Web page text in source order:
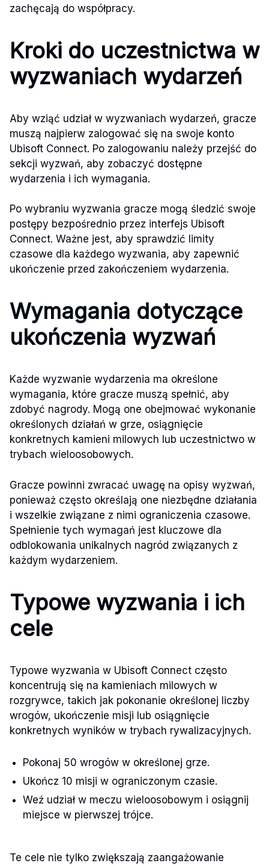
zachęcają do współpracy.
Kroki do uczestnictwa w
wyzwaniach wydarzeń
Aby wziąć udział w wyzwaniach wydarzeń, gracze
muszą najpierw zalogować się na swoje konto
Ubisoft Connect. Po zalogowaniu należy przejść do
sekcji wyzwań, aby zobaczyć dostępne
wydarzenia i ich wymagania.
Po wybraniu wyzwania gracze mogą śledzić swoje
postępy bezpośrednio przez interfejs Ubisoft
Connect. Ważne jest, aby sprawdzić limity
czasowe dla każdego wyzwania, aby zapewnić
ukończenie przed zakończeniem wydarzenia.
Wymagania dotyczące
ukończenia wyzwań
Każde wyzwanie wydarzenia ma określone
wymagania, które gracze muszą spełnić, aby
zdobyć nagrody. Mogą one obejmować wykonanie
określonych działań w grze, osiągnięcie
konkretnych kamieni milowych lub uczestnictwo w
trybach wieloosobowych.
Gracze powinni zwracać uwagę na opisy wyzwań,
ponieważ często określają one niezbędne działania
i wszelkie związane z nimi ograniczenia czasowe.
Spełnienie tych wymagań jest kluczowe dla
odblokowania unikalnych nagród związanych z
każdym wydarzeniem.
Typowe wyzwania i ich
cele
Typowe wyzwania w Ubisoft Connect często
koncentrują się na kamieniach milowych w
rozgrywce, takich jak pokonanie określonej liczby
wrogów, ukończenie misji lub osiągnięcie
konkretnych wyników w trybach rywalizacyjnych.
Pokonaj 50 wrogów w określonej grze.
Ukończ 10 misji w ograniczonym czasie.
Weź udział w meczu wieloosobowym i osiągnij
miejsce w pierwszej trójce.
Te cele nie tylko zwiększają zaangażowanie